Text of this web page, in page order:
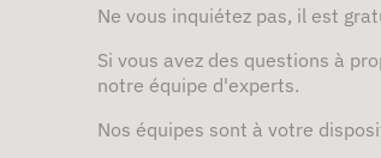
Ne vous inquiétez pas, il est
Si vous avez des questions à
notre équipe d'experts.
Nos équipes sont à votre